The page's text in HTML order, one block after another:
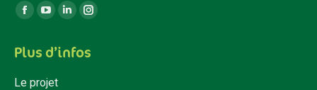
Trouvez nous sur :
Facebook
opens
YouTube
opens
LinkedIn
opens
Instagram
opens
Plus d’infos
Le projet